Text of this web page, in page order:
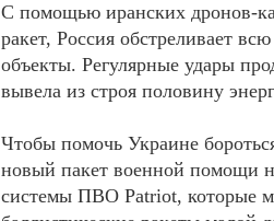
С помощью иранских дронов-
ракет, Россия обстреливает
объекты. Регулярные удары
вывела из строя половину
Чтобы помочь Украине
новый пакет военной помощи
системы ПВО Patriot, которые